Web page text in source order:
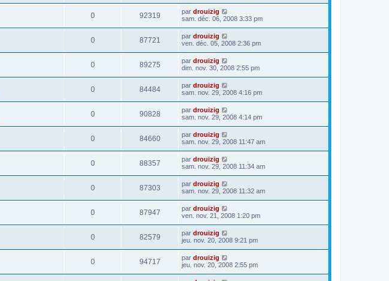
0 92319 par drouizig
sam. déc. 06, 2008 3:33 pm
0 87721 par drouizig
ven. déc. 05, 2008 2:36 pm
0 89275 par drouizig
dim. nov. 30, 2008 2:55 pm
0 84484 par drouizig
sam. nov. 29, 2008 4:16 pm
0 90828 par drouizig
sam. nov. 29, 2008 4:14 pm
0 84660 par drouizig
sam. nov. 29, 2008 11:47 am
0 88357 par drouizig
sam. nov. 29, 2008 11:34 am
0 87303 par drouizig
sam. nov. 29, 2008 11:32 am
0 87947 par drouizig
ven. nov. 21, 2008 1:20 pm
0 82579 par drouizig
jeu. nov. 20, 2008 9:21 pm
0 94717 par drouizig
jeu. nov. 20, 2008 2:55 pm